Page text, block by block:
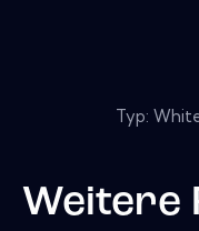
Typ:
Weitere